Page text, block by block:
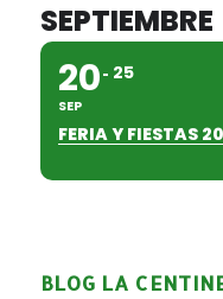
SEPTIEMBRE
20
SEP
25
FERIA Y FIESTAS
BLOG LA